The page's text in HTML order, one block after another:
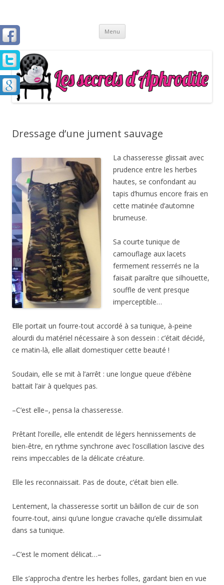
Menu Aller
contenu
Dressage d’une jument sauvage
La chasseresse glissait avec
prudence entre les herbes
hautes, se confondant au
tapis d’humus encore frais en
cette matinée d’automne
brumeuse.
Sa courte tunique de
camouflage aux lacets
fermement resserrés ne la
faisait paraître que silhouette,
souffle de vent presque
imperceptible…
Elle portait un fourre-tout accordé à sa tunique, à-peine
alourdi du matériel nécessaire à son dessein : c’était décidé,
ce matin-là, elle allait domestiquer cette beauté !
Soudain, elle se mit à l’arrêt : une longue queue d’ébène
battait l’air à quelques pas.
–C’est elle–, pensa la chasseresse.
Prêtant l’oreille, elle entendit de légers hennissements de
bien-être, en rythme synchrone avec l’oscillation lascive des
reins impeccables de la délicate créature.
Elle les reconnaissait. Pas de doute, c’était bien elle.
Lentement, la chasseresse sortit un bâillon de cuir de son
fourre-tout, ainsi qu’une longue cravache qu’elle dissimulait
dans sa tunique.
–C’est le moment délicat…–
Elle s’approcha d’entre les herbes folles, gardant bien en vue